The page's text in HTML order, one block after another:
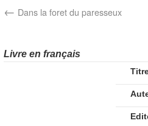
← Dans la foret du paresseux
Livre en français